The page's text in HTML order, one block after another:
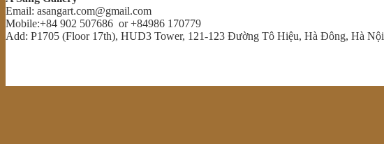
Email: asangart.com@gmail.com
Mobile:+84 902 507686 or +84986 170779
Add: P1705 (Floor 17th), HUD3 Tower, 121-123 Đường Tô Hiệu, Hà Đông, Hà Nội